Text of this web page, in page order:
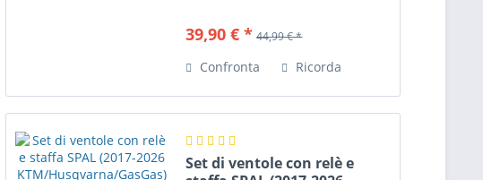
batteria impedisce l'incendio del
39,90 € * 44,99 € *
Confronta Ricorda
Set di ventole con relè e